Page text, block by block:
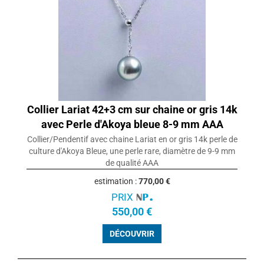
Collier Lariat 42+3 cm sur chaine or gris 14k
avec Perle d'Akoya bleue 8-9 mm AAA
Collier/Pendentif avec chaine Lariat en or gris 14k perle de
culture d'Akoya Bleue, une perle rare, diamètre de 9-9 mm
de qualité AAA
estimation :770,00 €
PRIX
550,00 €
DÉCOUVRIR